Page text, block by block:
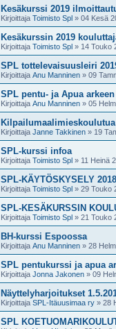
Kesäkurssi 2019
Kirjoittaja Toimisto Spl » 04 Kesä
Kesäkurssin 2019
Kirjoittaja Toimisto Spl » 14 Touko
SPL tottelevaisuusleiri
Kirjoittaja Anu Manninen » 09
SPL pentu- ja Apua
Kirjoittaja Anu Manninen » 05
Kilpailumaalimieskoulutua
Kirjoittaja Janne Takkinen » 19
SPL-kurssi infoa
Kirjoittaja Toimisto Spl » 11 Heinä
SPL-KÄYTÖSKYSELY 2018
Kirjoittaja Toimisto Spl » 29 Touko
SPL-KESÄKURSSIN
Kirjoittaja Toimisto Spl » 21 Touko
BH-kurssi Espoossa
Kirjoittaja Anu Manninen » 28
SPL pentukurssi ja apua
Kirjoittaja Jonna Jakonen » 09
Näyttelyharjoitukset
Kirjoittaja SPL-Itäuusimaa ry » 28
SPL